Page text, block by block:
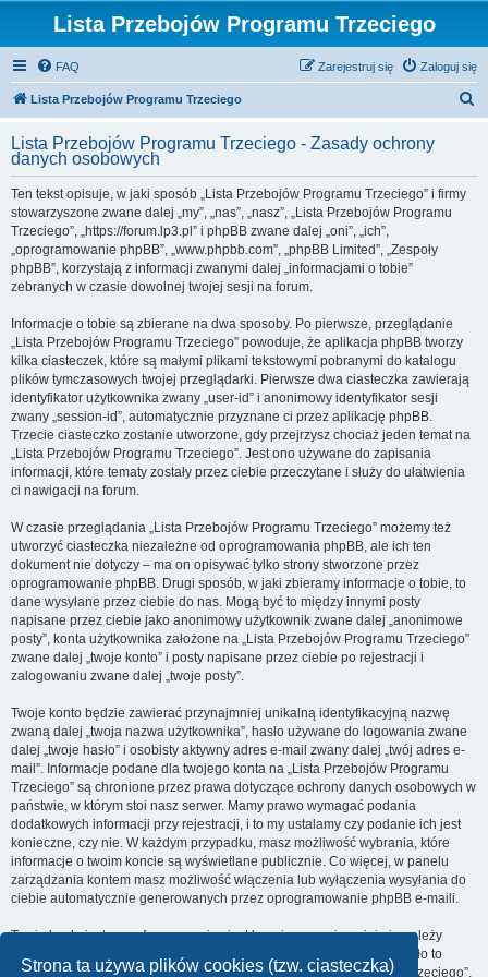
Strona ta używa plików cookies (tzw. ciasteczka)
Lista Przebojów Programu Trzeciego
FAQ Zaloguj się
Zarejestruj się
Lista Przebojów Programu Trzeciego
k
Lista Przebojów Programu Trzeciego - Zasady ochrony
danych osobowych
Ten tekst opisuje, w jaki sposób „Lista Przebojów Programu Trzeciego” i firmy
stowarzyszone zwane dalej „my”, „nas”, „nasz”, „Lista Przebojów Programu
Trzeciego”, „https://forum.lp3.pl” i phpBB zwane dalej „oni”, „ich”,
„oprogramowanie phpBB”, „www.phpbb.com”, „phpBB Limited”, „Zespoły
phpBB”, korzystają z informacji zwanymi dalej „informacjami o tobie”
zebranych w czasie dowolnej twojej sesji na forum.
Informacje o tobie są zbierane na dwa sposoby. Po pierwsze, przeglądanie
„Lista Przebojów Programu Trzeciego” powoduje, że aplikacja phpBB tworzy
kilka ciasteczek, które są małymi plikami tekstowymi pobranymi do katalogu
plików tymczasowych twojej przeglądarki. Pierwsze dwa ciasteczka zawierają
identyfikator użytkownika zwany „user-id” i anonimowy identyfikator sesji
zwany „session-id”, automatycznie przyznane ci przez aplikację phpBB.
Trzecie ciasteczko zostanie utworzone, gdy przejrzysz chociaż jeden temat na
„Lista Przebojów Programu Trzeciego”. Jest ono używane do zapisania
informacji, które tematy zostały przez ciebie przeczytane i służy do ułatwienia
ci nawigacji na forum.
W czasie przeglądania „Lista Przebojów Programu Trzeciego” możemy też
utworzyć ciasteczka niezależne od oprogramowania phpBB, ale ich ten
dokument nie dotyczy – ma on opisywać tylko strony stworzone przez
oprogramowanie phpBB. Drugi sposób, w jaki zbieramy informacje o tobie, to
dane wysyłane przez ciebie do nas. Mogą być to między innymi posty
napisane przez ciebie jako anonimowy użytkownik zwane dalej „anonimowe
posty”, konta użytkownika założone na „Lista Przebojów Programu Trzeciego”
zwane dalej „twoje konto” i posty napisane przez ciebie po rejestracji i
zalogowaniu zwane dalej „twoje posty”.
Twoje konto będzie zawierać przynajmniej unikalną identyfikacyjną nazwę
zwaną dalej „twoja nazwa użytkownika”, hasło używane do logowania zwane
dalej „twoje hasło” i osobisty aktywny adres e-mail zwany dalej „twój adres e-
mail”. Informacje podane dla twojego konta na „Lista Przebojów Programu
Trzeciego” są chronione przez prawa dotyczące ochrony danych osobowych w
państwie, w którym stoi nasz serwer. Mamy prawo wymagać podania
dodatkowych informacji przy rejestracji, i to my ustalamy czy podanie ich jest
konieczne, czy nie. W każdym przypadku, masz możliwość wybrania, które
informacje o twoim koncie są wyświetlane publicznie. Co więcej, w panelu
zarządzania kontem masz możliwość włączenia lub wyłączenia wysyłania do
ciebie automatycznie generowanych przez oprogramowanie phpBB e-maili.
Twoje hasło jest zaszyfrowane, więc jest bezpieczne, niemniej nie należy
używać tego samego hasła na różnych witrynach internetowych. Hasło to
umożliwia dostęp do twojego konta na „Lista Przebojów Programu Trzeciego”,